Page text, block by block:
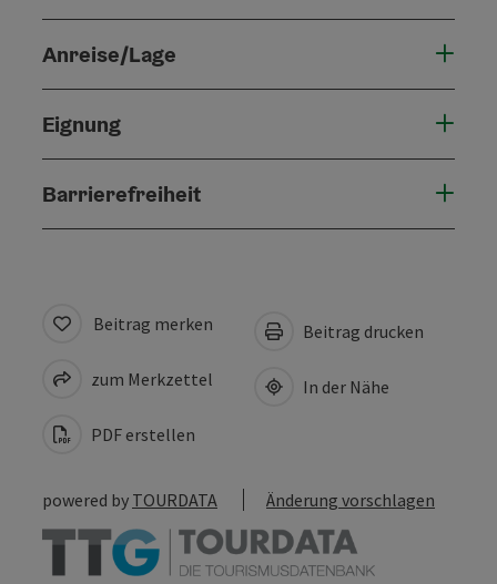
Anreise/Lage
Eignung
Barrierefreiheit
Beitrag merken
zum Merkzettel
PDF erstellen
Beitrag drucken
In der Nähe
powered by TOURDATA Änderung vorschlagen